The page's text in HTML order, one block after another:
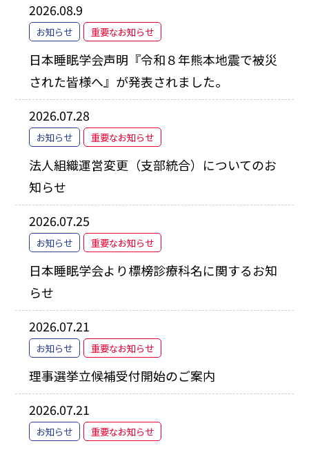
2026.08.9
お知らせ 重要なお知らせ
日本睡眠学会声明『令和８年熊本地震で被災
された皆様へ』が発表されました。
2026.07.28
お知らせ 重要なお知らせ
法人組織運営変更（支部統合）についてのお
知らせ
2026.07.25
お知らせ 重要なお知らせ
日本睡眠学会より標榜診療科名に関するお知
らせ
2026.07.21
お知らせ 重要なお知らせ
理事選挙立候補受付開始のご案内
2026.07.21
お知らせ 重要なお知らせ